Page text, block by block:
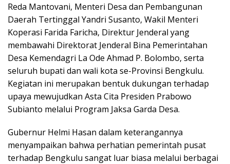
Reda Mantovani, Menteri Desa dan Pembangunan
Daerah Tertinggal Yandri Susanto, Wakil Menteri
Koperasi Farida Faricha, Direktur Jenderal yang
membawahi Direktorat Jenderal Bina Pemerintahan
Desa Kemendagri La Ode Ahmad P. Bolombo, serta
seluruh bupati dan wali kota se-Provinsi Bengkulu.
Kegiatan ini merupakan bentuk dukungan terhadap
upaya mewujudkan Asta Cita Presiden Prabowo
Subianto melalui Program Jaksa Garda Desa.
Gubernur Helmi Hasan dalam keterangannya
menyampaikan bahwa perhatian pemerintah pusat
terhadap Bengkulu sangat luar biasa melalui berbagai